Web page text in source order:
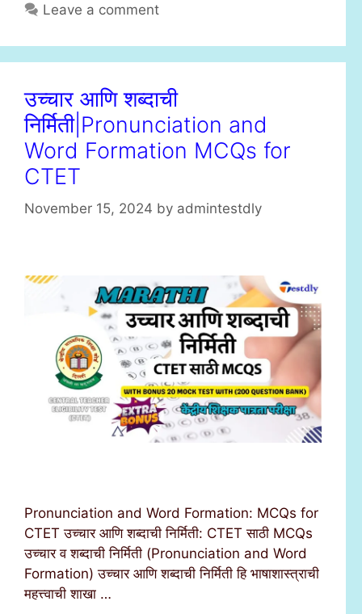
s
Leave a comment
उच्चार आणि शब्दाची
निर्मिती|Pronunciation and
Word Formation MCQs for
CTET
November 15, 2024 by admintestdly
Pronunciation and Word Formation: MCQs for
CTET उच्चार आणि शब्दाची निर्मिती: CTET साठी MCQs
उच्चार व शब्दाची निर्मिती (Pronunciation and Word
Formation) उच्चार आणि शब्दाची निर्मिती हि भाषाशास्त्राची
महत्त्वाची शाखा …